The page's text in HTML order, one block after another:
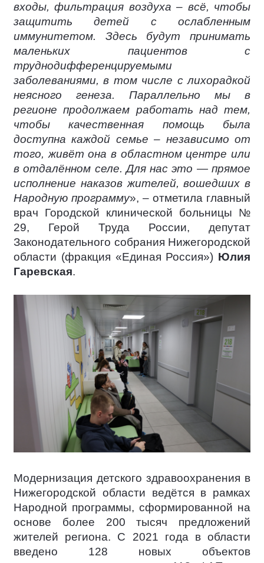
входы, фильтрация воздуха – всё, чтобы
защитить детей с ослабленным
иммунитетом. Здесь будут принимать
маленьких пациентов с
труднодифференцируемыми
заболеваниями, в том числе с лихорадкой
неясного генеза. Параллельно мы в
регионе продолжаем работать над тем,
чтобы качественная помощь была
доступна каждой семье – независимо от
того, живёт она в областном центре или
в отдалённом селе. Для нас это — прямое
исполнение наказов жителей, вошедших в
Народную программу», – отметила главный
врач Городской клинической больницы №
29, Герой Труда России, депутат
Законодательного собрания Нижегородской
области (фракция «Единая Россия») Юлия
Гаревская.
Модернизация детского здравоохранения в
Нижегородской области ведётся в рамках
Народной программы, сформированной на
основе более 200 тысяч предложений
жителей региона. С 2021 года в области
введено 128 новых объектов